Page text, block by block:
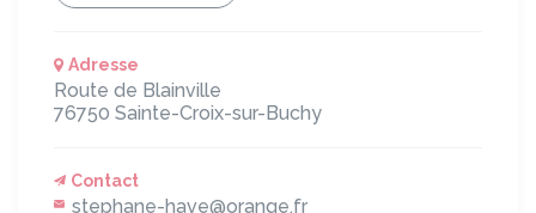
Adresse
Route de Blainville
76750 Sainte-Croix-sur-Buchy
Contact
stephane-have@orange.fr